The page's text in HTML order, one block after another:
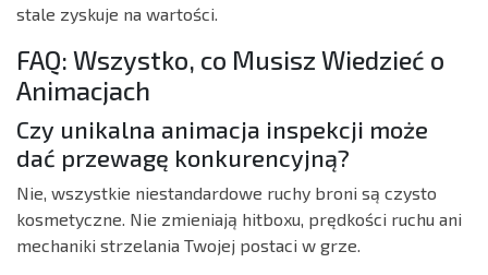
stale zyskuje na wartości.
FAQ: Wszystko, co Musisz Wiedzieć o
Animacjach
Czy unikalna animacja inspekcji może
dać przewagę konkurencyjną?
Nie, wszystkie niestandardowe ruchy broni są czysto
kosmetyczne. Nie zmieniają hitboxu, prędkości ruchu ani
mechaniki strzelania Twojej postaci w grze.